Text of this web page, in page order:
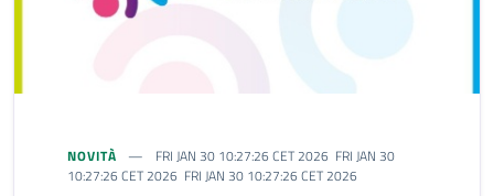
NOVITÀ
FRI JAN 30 10:27:26 CET 2026 FRI JAN 30
10:27:26 CET 2026 FRI JAN 30 10:27:26 CET 2026